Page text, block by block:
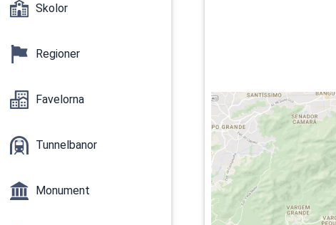
Skolor
Regioner
Favelorna
Tunnelbanor
Monument